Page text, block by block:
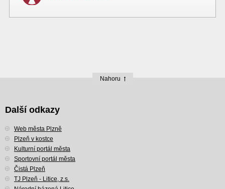
Nahoru
Další odkazy
Web města Plzně
Plzeň v kostce
Kulturní portál města
Sportovní portál města
Čistá Plzeň
TJ Plzeň - Litice, z.s.